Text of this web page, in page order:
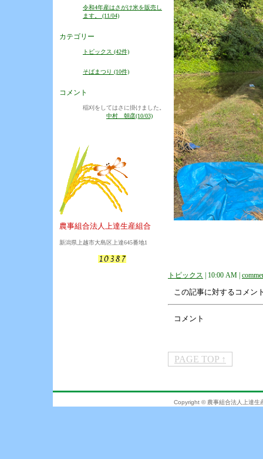
令和4年産はさがけ米を販売し
ます。 (11/04)
カテゴリー
トピックス (42件)
そばまつり (10件)
コメント
稲刈をしてはさに掛けました。
中村 朝彦(10/03)
農事組合法人上達生産組合
新潟県上越市大島区上達645番地1
トピックス | 10:00 AM |
この記事に対するコメン
コメント
PAGE TOP ↑
Copyright © 農事組合法人上達生